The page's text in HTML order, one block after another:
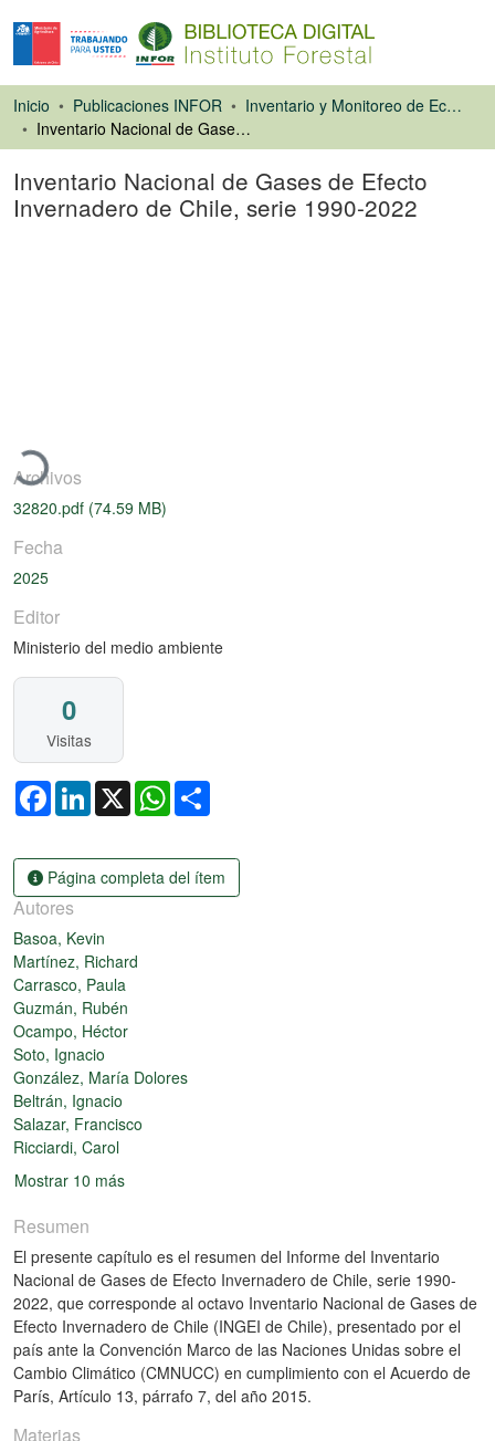
Inicio Publicaciones INFOR
Inventario y Monitoreo de Ecosistemas Forestales
Inventario Nacional de Gases de Efecto Invernadero de Chile, serie 1990-2022
Inventario Nacional de Gases de Efecto
Invernadero de Chile, serie 1990-2022
Cargando...
Archivos
32820.pdf (74.59 MB)
Fecha
2025
Editor
Ministerio del medio ambiente
0
Visitas
FacebookLinkedIn
X WhatsApp
Página completa del ítem
Autores
Basoa, Kevin
Martínez, Richard
Carrasco, Paula
Guzmán, Rubén
Ocampo, Héctor
Soto, Ignacio
González, María Dolores
Beltrán, Ignacio
Salazar, Francisco
Ricciardi, Carol
Mostrar 10 más
Resumen
El presente capítulo es el resumen del Informe del Inventario
Nacional de Gases de Efecto Invernadero de Chile, serie 1990-
2022, que corresponde al octavo Inventario Nacional de Gases de
Efecto Invernadero de Chile (INGEI de Chile), presentado por el
país ante la Convención Marco de las Naciones Unidas sobre el
Cambio Climático (CMNUCC) en cumplimiento con el Acuerdo de
París, Artículo 13, párrafo 7, del año 2015.
Materias